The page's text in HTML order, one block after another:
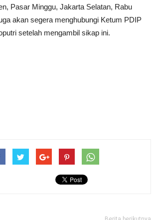
Pasar Minggu, Jakarta Selatan, Rabu
akan segera menghubungi Ketum PDIP
setelah mengambil sikap ini.